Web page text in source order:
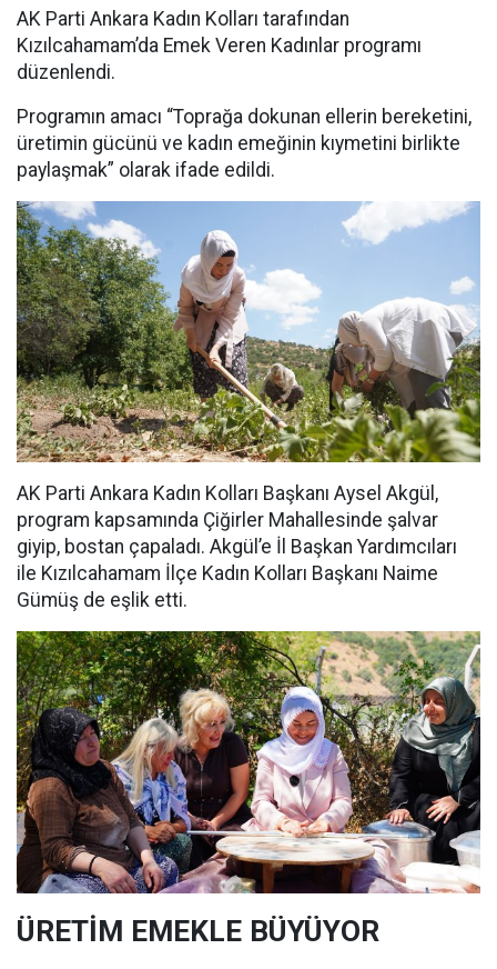
AK Parti Ankara Kadın Kolları tarafından
Kızılcahamam’da Emek Veren Kadınlar programı
düzenlendi.
Programın amacı “Toprağa dokunan ellerin bereketini,
üretimin gücünü ve kadın emeğinin kıymetini birlikte
paylaşmak” olarak ifade edildi.
AK Parti Ankara Kadın Kolları Başkanı Aysel Akgül,
program kapsamında Çiğirler Mahallesinde şalvar
giyip, bostan çapaladı. Akgül’e İl Başkan Yardımcıları
ile Kızılcahamam İlçe Kadın Kolları Başkanı Naime
Gümüş de eşlik etti.
ÜRETİM EMEKLE BÜYÜYOR